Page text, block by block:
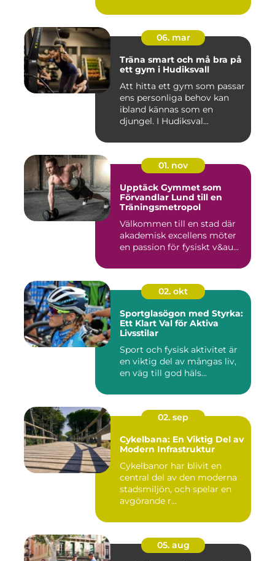
06. mar
Träna smart och må bra på
ett gym i Hudiksvall
Att hitta ett gym som passar
ens personliga behov kan
ibland kännas som en
djungel. I Hudiksval...
01. nov
Upptäck Gymmet som
Förvandlar Lund till en
Träningsmetropol
Välkommen till en stad där
akademisk excellens möter
en passion för fysiskt v&au...
02. okt
Sportglasögon med Styrka:
Ett Klart Val för Aktiva
Livsstilar
Sport och fysisk aktivitet är
en viktig del av mångas liv,
en väg till god häls...
02. sep
Cykelbana: En Viktig Del av
Modern Infrastruktur
Cykelbanor har blivit en
central del av den moderna
stadsmiljön, och spelar en
avgörande r...
05. aug